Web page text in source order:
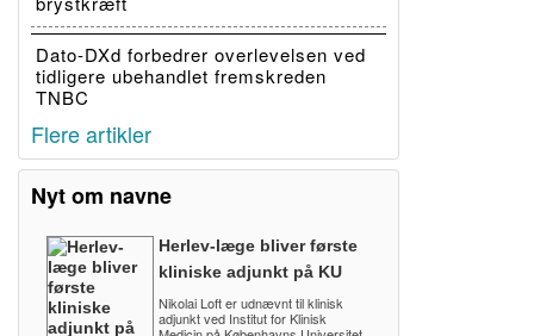
Dato-DXd forbedrer overlevelsen ved
tidligere ubehandlet fremskreden
TNBC
Flere artikler
Nyt om navne
Herlev-læge bliver første
kliniske adjunkt på KU
Nikolai Loft er udnævnt til klinisk
adjunkt ved Institut for Klinisk